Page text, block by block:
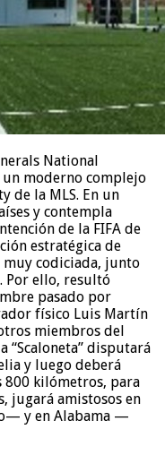
National
un moderno complejo
de la MLS. En un
y contempla
de la FIFA de
estratégica de
muy codiciada, junto
Por ello, resultó
pasado por
físico Luis Martín
miembros del
“Scaloneta” disputará
y luego deberá
800 kilómetros, para
jugará amistosos en
y en Alabama —